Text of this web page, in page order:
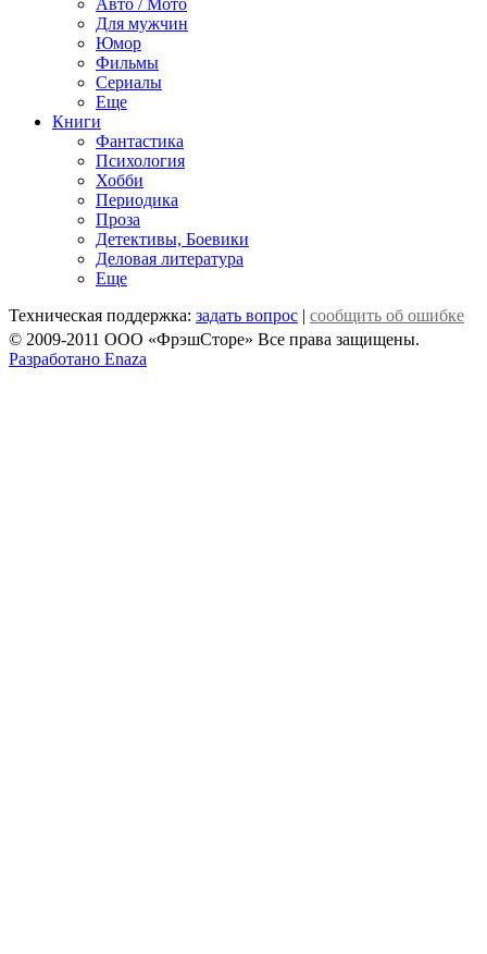
Для мужчин
Юмор
Фильмы
Сериалы
Еще
Книги
Фантастика
Психология
Хобби
Периодика
Проза
Детективы, Боевики
Деловая литература
Еще
Техническая поддержка: задать вопрос | сообщить об ошибке
© 2009-2011 ООО «ФрэшСторе» Все права защищены.
Разработано Enaza